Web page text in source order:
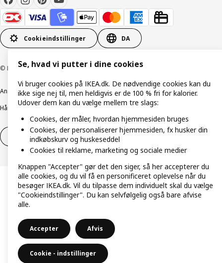
Cookieindstillinger DA
© Inter IKEA Systems B.V. 1999-2026
Ansvarlig rapportering CookiepolitikDigital tilgængelighed
Håndtering af persondataSalgs- og leveringsbetingelser
Fortryd dit køb Fortryd dit køb af service
Se, hvad vi putter i dine cookies
Vi bruger cookies på IKEA.dk. De nødvendige cookies kan du
ikke sige nej til, men heldigvis er de 100 % fri for kalorier.
Udover dem kan du vælge mellem tre slags:
Cookies, der måler, hvordan hjemmesiden bruges
Cookies, der personaliserer hjemmesiden, fx husker din
indkøbskurv og huskeseddel
Cookies til reklame, marketing og sociale medier
Knappen "Accepter" gør det den siger, så her accepterer du
alle cookies, og du vil få en personificeret oplevelse når du
besøger IKEA.dk. Vil du tilpasse dem individuelt skal du vælge
"Cookieindstillinger". Du kan selvfølgelig også bare afvise
alle.
Accepter Afvis
Cookie - indstillinger